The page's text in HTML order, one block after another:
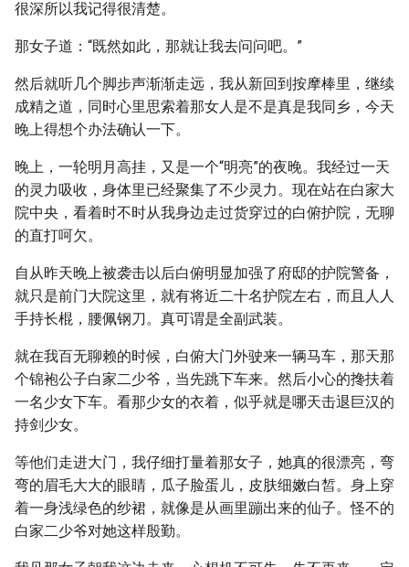
很深所以我记得很清楚。
那女子道：“既然如此，那就让我去问问吧。”
然后就听几个脚步声渐渐走远，我从新回到按摩棒里，继续
成精之道，同时心里思索着那女人是不是真是我同乡，今天
晚上得想个办法确认一下。
晚上，一轮明月高挂，又是一个“明亮”的夜晚。我经过一天
的灵力吸收，身体里已经聚集了不少灵力。现在站在白家大
院中央，看着时不时从我身边走过货穿过的白俯护院，无聊
的直打呵欠。
自从昨天晚上被袭击以后白俯明显加强了府邸的护院警备，
就只是前门大院这里，就有将近二十名护院左右，而且人人
手持长棍，腰佩钢刀。真可谓是全副武装。
就在我百无聊赖的时候，白俯大门外驶来一辆马车，那天那
个锦袍公子白家二少爷，当先跳下车来。然后小心的搀扶着
一名少女下车。看那少女的衣着，似乎就是哪天击退巨汉的
持剑少女。
等他们走进大门，我仔细打量着那女子，她真的很漂亮，弯
弯的眉毛大大的眼睛，瓜子脸蛋儿，皮肤细嫩白皙。身上穿
着一身浅绿色的纱裙，就像是从画里蹦出来的仙子。怪不的
白家二少爷对她这样殷勤。